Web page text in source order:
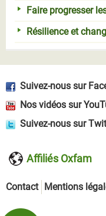
Faire progresser
Résilience et
Suivez-nous sur
Nos vidéos sur
Suivez-nous sur
Affiliés Oxfam
Contact Mentions